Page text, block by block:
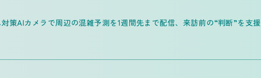
策AIカメラで周辺の混雑予測を1週間先まで配信、来訪前の“判断”を支援